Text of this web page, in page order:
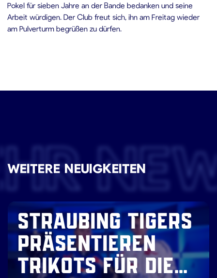
Pokel für sieben Jahre an der Bande bedanken und seine
Arbeit würdigen. Der Club freut sich, ihn am Freitag wieder
am Pulverturm begrüßen zu dürfen.
WEITERE NEUIGKEITEN
STRAUBING TIGERS
PRÄSENTIEREN
TRIKOTS FÜR DIE